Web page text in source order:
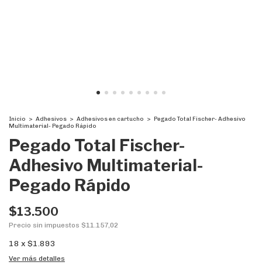
Inicio > Adhesivos > Adhesivos en cartucho > Pegado Total Fischer- Adhesivo
Multimaterial- Pegado Rápido
Pegado Total Fischer-
Adhesivo Multimaterial-
Pegado Rápido
$13.500
Precio sin impuestos $11.157,02
18 x $1.893
Ver más detalles